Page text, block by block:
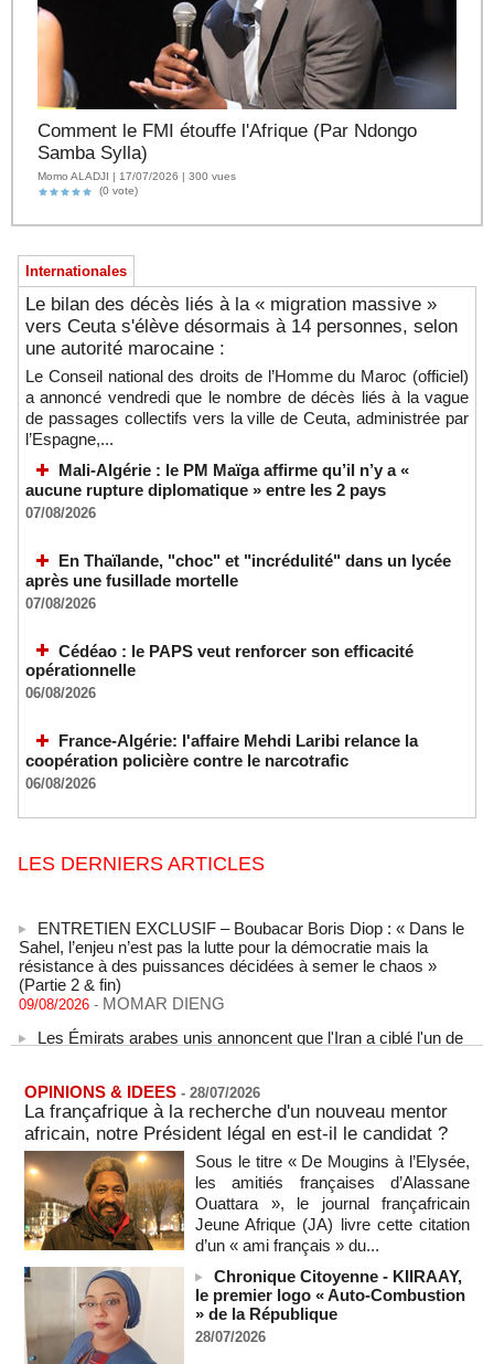
Comment le FMI étouffe l'Afrique (Par Ndongo
Samba Sylla)
Momo ALADJI | 17/07/2026 | 300 vues
(0 vote)
Internationales
Le bilan des décès liés à la « migration massive »
vers Ceuta s'élève désormais à 14 personnes, selon
une autorité marocaine :
Le Conseil national des droits de l’Homme du Maroc (officiel)
a annoncé vendredi que le nombre de décès liés à la vague
de passages collectifs vers la ville de Ceuta, administrée par
l’Espagne,...
Mali-Algérie : le PM Maïga affirme qu’il n’y a «
aucune rupture diplomatique » entre les 2 pays
07/08/2026
En Thaïlande, "choc" et "incrédulité" dans un lycée
après une fusillade mortelle
07/08/2026
Cédéao : le PAPS veut renforcer son efficacité
opérationnelle
06/08/2026
France-Algérie: l'affaire Mehdi Laribi relance la
coopération policière contre le narcotrafic
06/08/2026
LES DERNIERS ARTICLES
Sahel, l’enjeu n’est pas la lutte pour la démocratie mais la
résistance à des puissances décidées à semer le chaos »
(Partie 2 & fin)
09/08/2026 -MOMAR DIENG
leurs navires avec un missile dans le détroit d'Ormuz
Le bilan des décès liés à la « migration massive » vers
Ceuta s'élève désormais à 14 personnes, selon une autorité
marocaine :
08/08/2026 -
Sénégal - Une revue de presse du 8 août 2026 (Par IA)
08/08/2026 -MOMO ALADJI
SENEGAL - Les Unes de la presse quotidienne du 8/9 août
2026
08/08/2026 -MOMO ALADJI
A Ceuta, les enfants migrants risquent d'être victimes de
maltraitance et d'exploitation, avertissent des ONG
07/08/2026 -
OPINIONS & IDEES - 28/07/2026
La françafrique à la recherche d'un nouveau mentor
africain, notre Président légal en est-il le candidat ?
Sous le titre « De Mougins à l’Elysée,
les amitiés françaises d’Alassane
Ouattara », le journal françafricain
Jeune Afrique (JA) livre cette citation
d’un « ami français » du...
Chronique Citoyenne - KIIRAAY,
le premier logo « Auto-Combustion
» de la République
28/07/2026